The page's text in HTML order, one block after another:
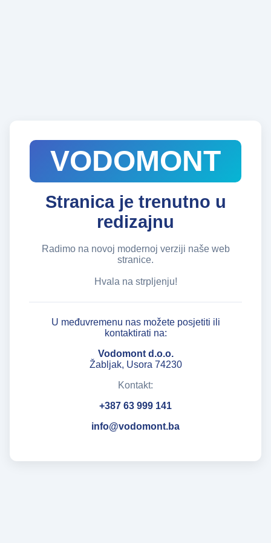
VODOMONT
Stranica je trenutno u
redizajnu
Radimo na novoj modernoj verziji naše web
stranice.
Hvala na strpljenju!
U međuvremenu nas možete posjetiti ili
kontaktirati na:
Vodomont d.o.o.
Žabljak, Usora 74230
Kontakt:
+387 63 999 141
info@vodomont.ba